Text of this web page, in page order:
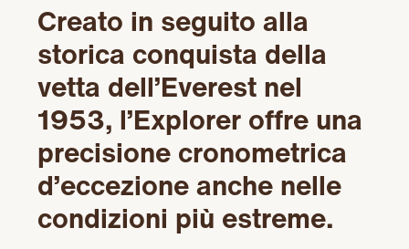
Creato in seguito alla
storica conquista della
vetta dell’Everest nel
1953, l’Explorer offre una
precisione cronometrica
d’eccezione anche nelle
condizioni più estreme.